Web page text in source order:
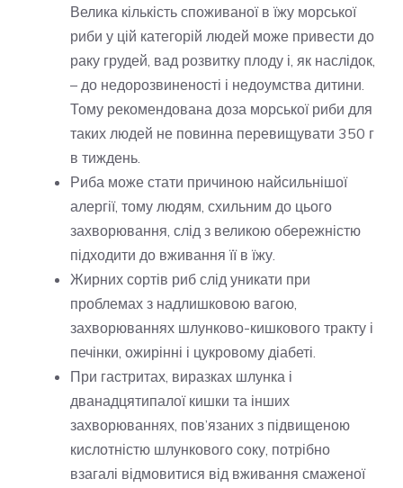
Велика кількість споживаної в їжу морської
риби у цій категорій людей може привести до
раку грудей, вад розвитку плоду і, як наслідок,
– до недорозвиненості і недоумства дитини.
Тому рекомендована доза морської риби для
таких людей не повинна перевищувати 350 г
в тиждень.
Риба може стати причиною найсильнішої
алергії, тому людям, схильним до цього
захворювання, слід з великою обережністю
підходити до вживання її в їжу.
Жирних сортів риб слід уникати при
проблемах з надлишковою вагою,
захворюваннях шлунково-кишкового тракту і
печінки, ожирінні і цукровому діабеті.
При гастритах, виразках шлунка і
дванадцятипалої кишки та інших
захворюваннях, пов’язаних з підвищеною
кислотністю шлункового соку, потрібно
взагалі відмовитися від вживання смаженої